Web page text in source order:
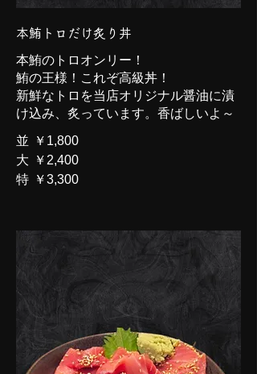
本鮪トロだけ炙り丼
本鮪のトロオンリー！
鮪の王様！これぞ高級丼！
新鮮なトロを当店オリジナル醤油に漬
け込み、炙っています。香ばしいよ～
並
￥1,800
大
￥2,400
特 ￥3,300